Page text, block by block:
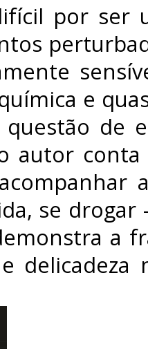
por ser
e
questão de
autor
se
a